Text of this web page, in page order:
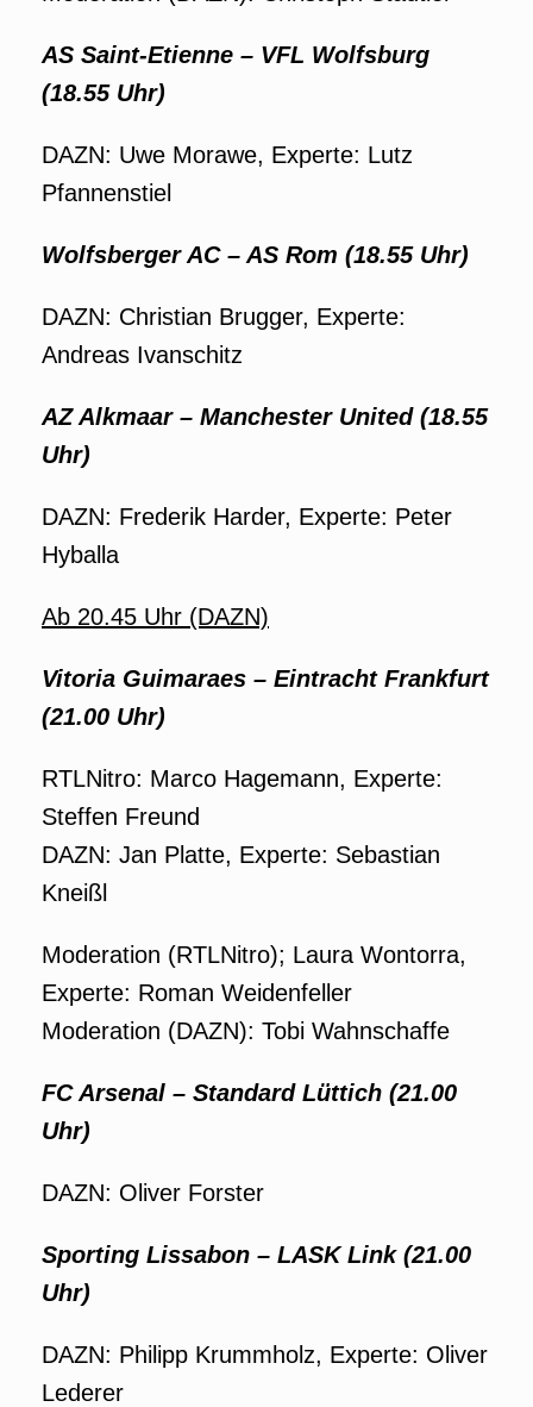
AS Saint-Etienne – VFL Wolfsburg
(18.55 Uhr)
DAZN: Uwe Morawe, Experte: Lutz
Pfannenstiel
Wolfsberger AC – AS Rom (18.55 Uhr)
DAZN: Christian Brugger, Experte:
Andreas Ivanschitz
AZ Alkmaar – Manchester United (18.55
Uhr)
DAZN: Frederik Harder, Experte: Peter
Hyballa
Ab 20.45 Uhr (DAZN)
Vitoria Guimaraes – Eintracht Frankfurt
(21.00 Uhr)
RTLNitro: Marco Hagemann, Experte:
Steffen Freund
DAZN: Jan Platte, Experte: Sebastian
Kneißl
Moderation (RTLNitro); Laura Wontorra,
Experte: Roman Weidenfeller
Moderation (DAZN): Tobi Wahnschaffe
FC Arsenal – Standard Lüttich (21.00
Uhr)
DAZN: Oliver Forster
Sporting Lissabon – LASK Link (21.00
Uhr)
DAZN: Philipp Krummholz, Experte: Oliver
Lederer